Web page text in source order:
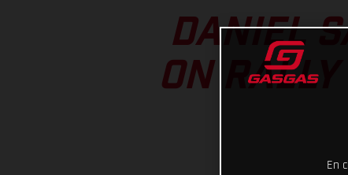
DANIEL
ON
En